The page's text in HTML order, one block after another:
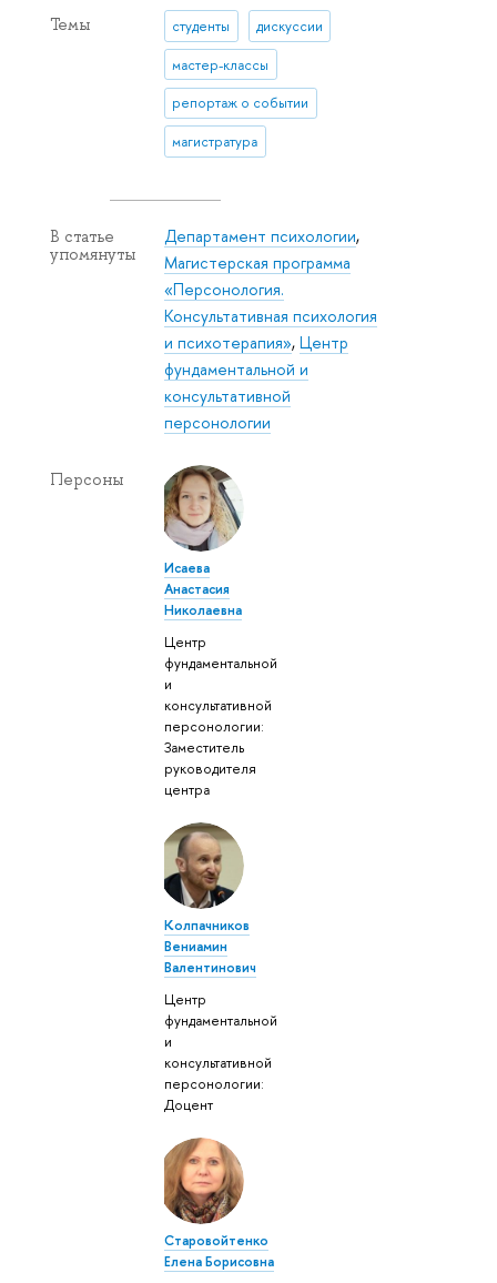
Темы студенты дискуссии
мастер-классы
репортаж о событии
магистратура
В статье
упомянуты
Департамент психологии,
Магистерская программа
«Персонология.
Консультативная психология
и психотерапия»,Центр
фундаментальной и
консультативной
персонологии
Персоны
Исаева
Анастасия
Николаевна
Центр
фундаментальной
и
консультативной
персонологии:
Заместитель
руководителя
центра
Колпачников
Вениамин
Валентинович
Центр
фундаментальной
и
консультативной
персонологии:
Доцент
Старовойтенко
Елена Борисовна